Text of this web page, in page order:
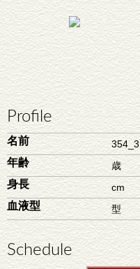
Profile
名前 354_3
年齢 歳
身長 cm
血液型 型
Schedule